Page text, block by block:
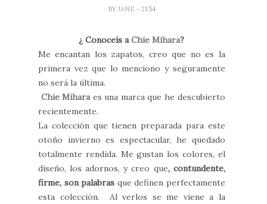
BY JANE - 21:54
¿ Conoceís aChie Mihara?
Me encantan los zapatos, creo que no es la
primera vez que lo menciono y seguramente
no será la última.
Chie Miharaes una marca que he descubierto
recientemente.
La colección que tienen preparada para este
otoño invierno es espectacular, he quedado
totalmente rendida. Me gustan los colores, el
diseño, los adornos, y creo que, contundente,
firme, son palabras que definen perfectamente
esta colección. Al verlos se me viene a la